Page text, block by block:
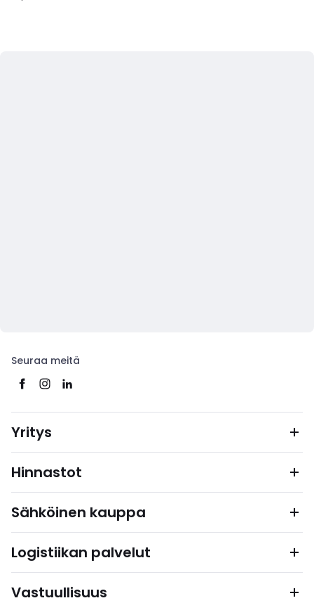
Seuraa meitä
Yritys
Hinnastot
Sähköinen kauppa
Logistiikan palvelut
Vastuullisuus